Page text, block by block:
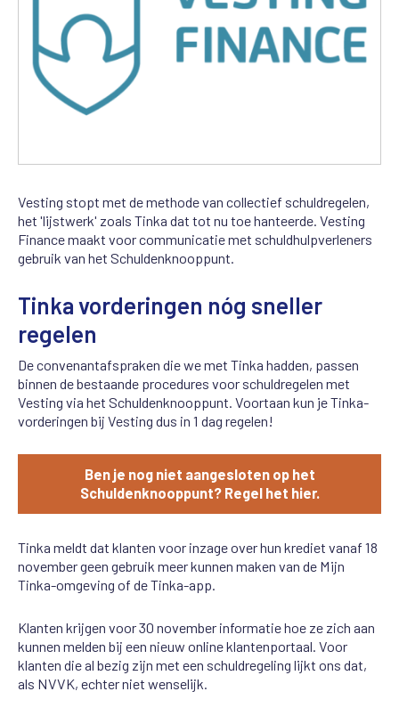
Vesting stopt met de methode van collectief schuldregelen,
het 'lijstwerk' zoals Tinka dat tot nu toe hanteerde. Vesting
Finance maakt voor communicatie met schuldhulpverleners
gebruik van het Schuldenknooppunt.
Tinka vorderingen nóg sneller
regelen
De convenantafspraken die we met Tinka hadden, passen
binnen de bestaande procedures voor schuldregelen met
Vesting via het Schuldenknooppunt. Voortaan kun je Tinka-
vorderingen bij Vesting dus in 1 dag regelen!
Ben je nog niet aangesloten op het
Schuldenknooppunt? Regel het hier.
Tinka meldt dat klanten voor inzage over hun krediet vanaf 18
november geen gebruik meer kunnen maken van de Mijn
Tinka-omgeving of de Tinka-app.
Klanten krijgen voor 30 november informatie hoe ze zich aan
kunnen melden bij een nieuw online klantenportaal. Voor
klanten die al bezig zijn met een schuldregeling lijkt ons dat,
als NVVK, echter niet wenselijk.